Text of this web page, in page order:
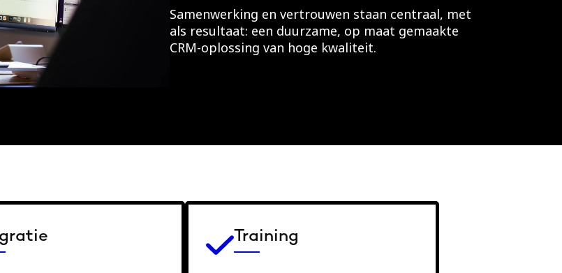
Samenwerking en vertrouwen staan centraal, met
als resultaat: een duurzame, op maat gemaakte
CRM-oplossing van hoge kwaliteit.
Training